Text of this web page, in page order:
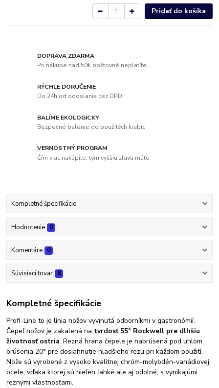
Pridať do košíka
DOPRAVA ZDARMA
Pri nákupe nad 50€ poštovné neplatíte.
RÝCHLE DORUČENIE
Do 24h od odoslania cez DPD
BALÍME EKOLOGICKY
Bezpečné balenie do použitých krabíc
VERNOSTNÝ PROGRAM
Čím viac nakúpite, tým vyššiu zľavu máte
Kompletné špecifikácie
Hodnotenie 0
Komentáre 0
Súvisiaci tovar 8
Kompletné špecifikácie
Profi-Line to je línia nožov vyvinutá odborníkmi v gastronómií.
Čepeľ nožov je zakalená na tvrdosť 55° Rockwell pre dlhšiu
životnosť ostria. Rezná hrana čepele je nabrúsená pod uhlom
brúsenia 20° pre dosiahnutie hladšieho rezu pri každom použití.
Nože sú vyrobené z vysoko kvalitnej chróm-molybdén-vanádiovej
ocele, vďaka ktorej sú nielen ľahké ale aj odolné, s vynikajúmi
reznými vlastnosťami.